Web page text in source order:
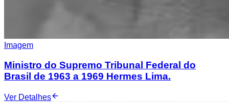
Imagem
Ministro do Supremo Tribunal Federal do
Brasil de 1963 a 1969 Hermes Lima.
Ver Detalhes